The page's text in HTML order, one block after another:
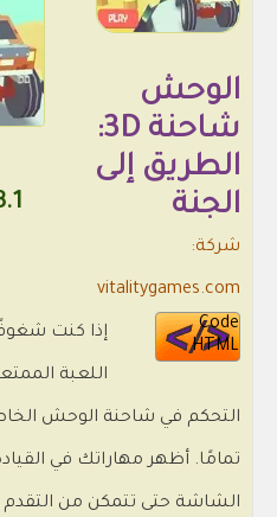
الوحش
شاحنة 3D:
الطريق إلى
الجنة
شركة:
vitalitygames.com
Code
HTML
إذا كنت
اللعبة
التحكم في شاحنة الوحش
تمامًا. أظهر مهاراتك في
الشاشة حتى تتمكن من